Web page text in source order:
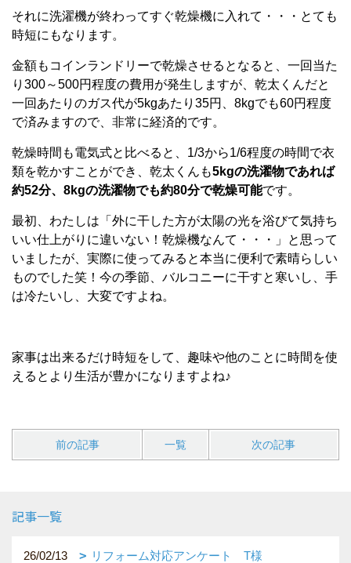
それに洗濯機が終わってすぐ乾燥機に入れて・・・とても
時短にもなります。
金額もコインランドリーで乾燥させるとなると、一回当た
り300～500円程度の費用が発生しますが、乾太くんだと
一回あたりのガス代が5kgあたり35円、8kgでも60円程度
で済みますので、非常に経済的です。
乾燥時間も電気式と比べると、1/3から1/6程度の時間で衣
類を乾かすことができ、乾太くんも5kgの洗濯物であれば
約52分、8kgの洗濯物でも約80分で乾燥可能です。
最初、わたしは「外に干した方が太陽の光を浴びて気持ち
いい仕上がりに違いない！乾燥機なんて・・・」と思って
いましたが、実際に使ってみると本当に便利で素晴らしい
ものでした笑！今の季節、バルコニーに干すと寒いし、手
は冷たいし、大変ですよね。
家事は出来るだけ時短をして、趣味や他のことに時間を使
えるとより生活が豊かになりますよね♪
前の記事 一覧 次の記事
記事一覧
26/02/13 リフォーム対応アンケート T様